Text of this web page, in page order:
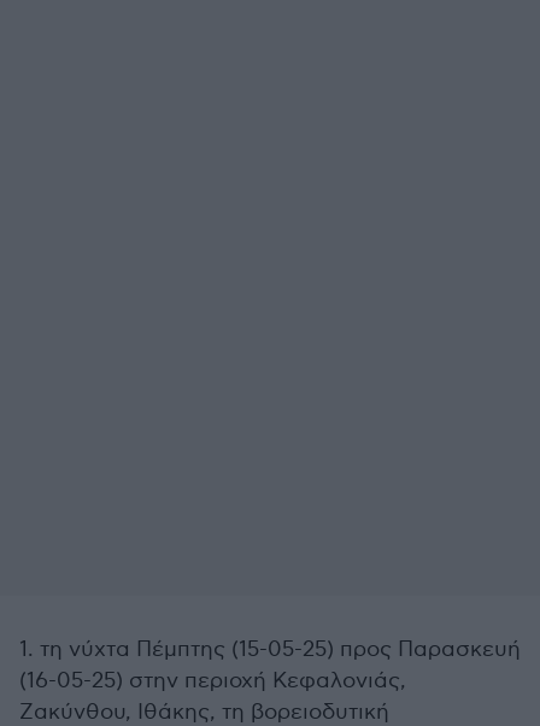
1. τη νύχτα Πέμπτης (15-05-25) προς Παρασκευή
(16-05-25) στην περιοχή Κεφαλονιάς,
Ζακύνθου, Ιθάκης, τη βορειοδυτική